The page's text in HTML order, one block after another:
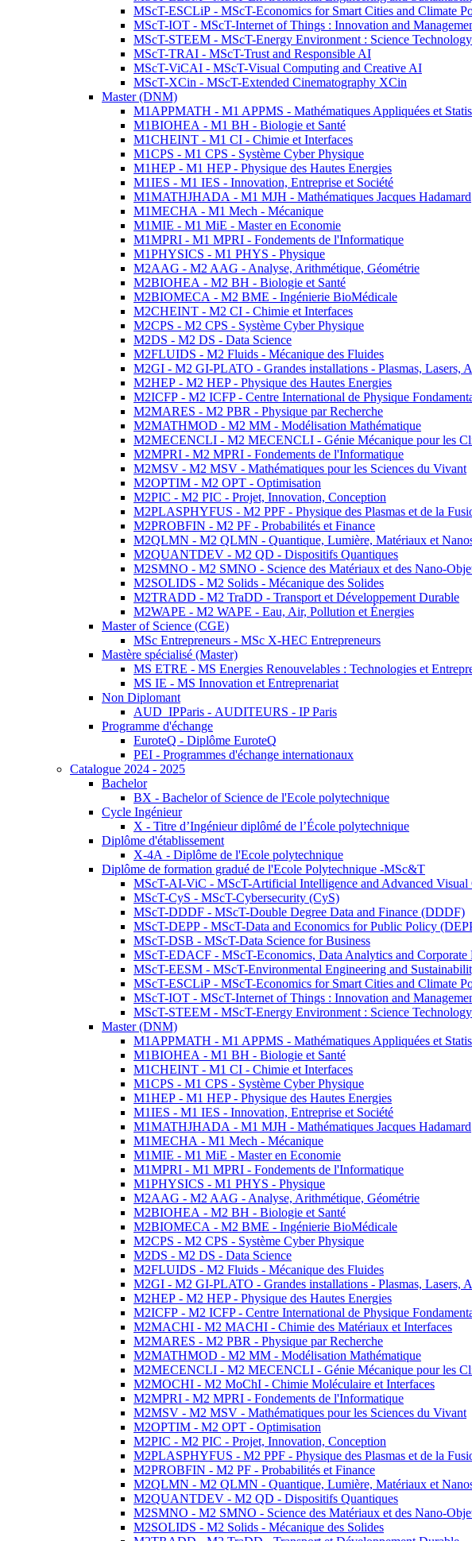
MScT-ESCLiP - MScT-Economics for Smart Cities and Climate
MScT-IOT - MScT-Internet of Things : Innovation and
MScT-STEEM - MScT-Energy Environment : Science
MScT-TRAI - MScT-Trust and Responsible AI
MScT-ViCAI - MScT-Visual Computing and Creative AI
MScT-XCin - MScT-Extended Cinematography XCin
Master (DNM)
M1APPMATH - M1 APPMS - Mathématiques Appliquées et
M1BIOHEA - M1 BH - Biologie et Santé
M1CHEINT - M1 CI - Chimie et Interfaces
M1CPS - M1 CPS - Système Cyber Physique
M1HEP - M1 HEP - Physique des Hautes Energies
M1IES - M1 IES - Innovation, Entreprise et Société
M1MATHJHADA - M1 MJH - Mathématiques Jacques Hadamard
M1MECHA - M1 Mech - Mécanique
M1MIE - M1 MiE - Master en Economie
M1MPRI - M1 MPRI - Fondements de l'Informatique
M1PHYSICS - M1 PHYS - Physique
M2AAG - M2 AAG - Analyse, Arithmétique, Géométrie
M2BIOHEA - M2 BH - Biologie et Santé
M2BIOMECA - M2 BME - Ingénierie BioMédicale
M2CHEINT - M2 CI - Chimie et Interfaces
M2CPS - M2 CPS - Système Cyber Physique
M2DS - M2 DS - Data Science
M2FLUIDS - M2 Fluids - Mécanique des Fluides
M2GI - M2 GI-PLATO - Grandes installations - Plasmas, Lasers,
M2HEP - M2 HEP - Physique des Hautes Energies
M2ICFP - M2 ICFP - Centre International de Physique
M2MARES - M2 PBR - Physique par Recherche
M2MATHMOD - M2 MM - Modélisation Mathématique
M2MECENCLI - M2 MECENCLI - Génie Mécanique pour les
M2MPRI - M2 MPRI - Fondements de l'Informatique
M2MSV - M2 MSV - Mathématiques pour les Sciences du Vivant
M2OPTIM - M2 OPT - Optimisation
M2PIC - M2 PIC - Projet, Innovation, Conception
M2PLASPHYFUS - M2 PPF - Physique des Plasmas et de la
M2PROBFIN - M2 PF - Probabilités et Finance
M2QLMN - M2 QLMN - Quantique, Lumière, Matériaux et
M2QUANTDEV - M2 QD - Dispositifs Quantiques
M2SMNO - M2 SMNO - Science des Matériaux et des Nano-
M2SOLIDS - M2 Solids - Mécanique des Solides
M2TRADD - M2 TraDD - Transport et Développement Durable
M2WAPE - M2 WAPE - Eau, Air, Pollution et Énergies
Master of Science (CGE)
MSc Entrepreneurs - MSc X-HEC Entrepreneurs
Mastère spécialisé (Master)
MS ETRE - MS Energies Renouvelables : Technologies et
MS IE - MS Innovation et Entreprenariat
Non Diplomant
AUD_IPParis - AUDITEURS - IP Paris
Programme d'échange
EuroteQ - Diplôme EuroteQ
PEI - Programmes d'échange internationaux
Catalogue 2024 - 2025
Bachelor
BX - Bachelor of Science de l'Ecole polytechnique
Cycle Ingénieur
X - Titre d’Ingénieur diplômé de l’École polytechnique
Diplôme d'établissement
X-4A - Diplôme de l'Ecole polytechnique
Diplôme de formation gradué de l'Ecole Polytechnique -MSc&T
MScT-AI-ViC - MScT-Artificial Intelligence and Advanced Visual
MScT-CyS - MScT-Cybersecurity (CyS)
MScT-DDDF - MScT-Double Degree Data and Finance (DDDF)
MScT-DEPP - MScT-Data and Economics for Public Policy
MScT-DSB - MScT-Data Science for Business
MScT-EDACF - MScT-Economics, Data Analytics and Corporate
MScT-EESM - MScT-Environmental Engineering and
MScT-ESCLiP - MScT-Economics for Smart Cities and Climate
MScT-IOT - MScT-Internet of Things : Innovation and
MScT-STEEM - MScT-Energy Environment : Science
Master (DNM)
M1APPMATH - M1 APPMS - Mathématiques Appliquées et
M1BIOHEA - M1 BH - Biologie et Santé
M1CHEINT - M1 CI - Chimie et Interfaces
M1CPS - M1 CPS - Système Cyber Physique
M1HEP - M1 HEP - Physique des Hautes Energies
M1IES - M1 IES - Innovation, Entreprise et Société
M1MATHJHADA - M1 MJH - Mathématiques Jacques Hadamard
M1MECHA - M1 Mech - Mécanique
M1MIE - M1 MiE - Master en Economie
M1MPRI - M1 MPRI - Fondements de l'Informatique
M1PHYSICS - M1 PHYS - Physique
M2AAG - M2 AAG - Analyse, Arithmétique, Géométrie
M2BIOHEA - M2 BH - Biologie et Santé
M2BIOMECA - M2 BME - Ingénierie BioMédicale
M2CPS - M2 CPS - Système Cyber Physique
M2DS - M2 DS - Data Science
M2FLUIDS - M2 Fluids - Mécanique des Fluides
M2GI - M2 GI-PLATO - Grandes installations - Plasmas, Lasers,
M2HEP - M2 HEP - Physique des Hautes Energies
M2ICFP - M2 ICFP - Centre International de Physique
M2MACHI - M2 MACHI - Chimie des Matériaux et Interfaces
M2MARES - M2 PBR - Physique par Recherche
M2MATHMOD - M2 MM - Modélisation Mathématique
M2MECENCLI - M2 MECENCLI - Génie Mécanique pour les
M2MOCHI - M2 MoChI - Chimie Moléculaire et Interfaces
M2MPRI - M2 MPRI - Fondements de l'Informatique
M2MSV - M2 MSV - Mathématiques pour les Sciences du Vivant
M2OPTIM - M2 OPT - Optimisation
M2PIC - M2 PIC - Projet, Innovation, Conception
M2PLASPHYFUS - M2 PPF - Physique des Plasmas et de la
M2PROBFIN - M2 PF - Probabilités et Finance
M2QLMN - M2 QLMN - Quantique, Lumière, Matériaux et
M2QUANTDEV - M2 QD - Dispositifs Quantiques
M2SMNO - M2 SMNO - Science des Matériaux et des Nano-
M2SOLIDS - M2 Solids - Mécanique des Solides